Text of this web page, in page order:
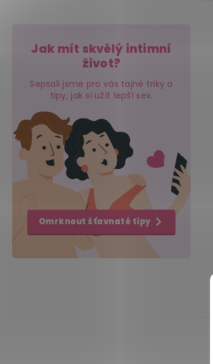
Jak mít skvělý intimní
život?
Sepsali jsme pro vás tajné triky a
tipy, jak si užít lepší sex.
Omrknout šťavnaté tipy